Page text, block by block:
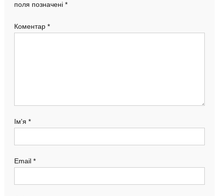
поля позначені *
Коментар *
Ім'я *
Email *